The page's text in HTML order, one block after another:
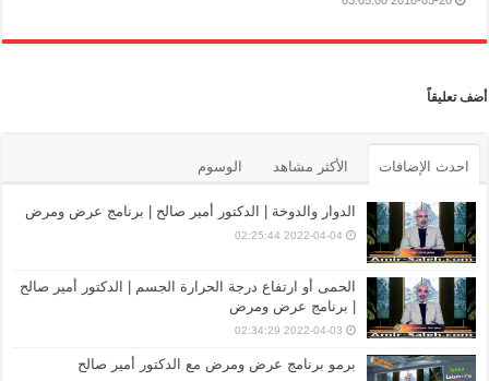
أضف تعليقاً
احدث الإضافات الأكثر مشاهد الوسوم
الدوار والدوخة | الدكتور أمير صالح | برنامج عرض ومرض
2022-04-04 02:25:44
الحمى أو ارتفاع درجة الحرارة الجسم | الدكتور أمير صالح
| برنامج عرض ومرض
2022-04-03 02:34:29
برمو برنامج عرض ومرض مع الدكتور أمير صالح